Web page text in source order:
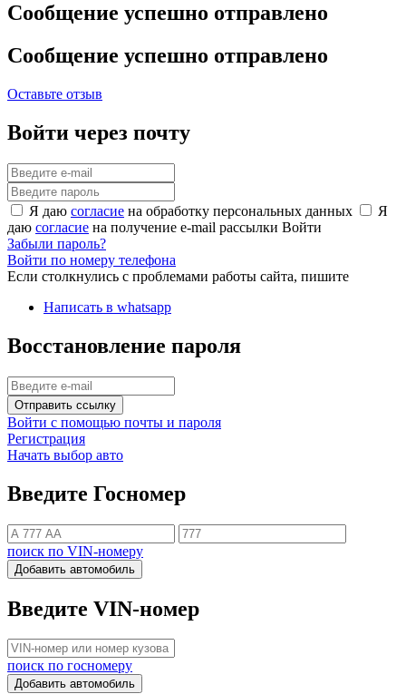
Сообщение успешно отправлено
Сообщение успешно отправлено
Оставьте отзыв
Войти через почту
Я даю согласие на обработку персональных данных
Я
даю согласие на получение e-mail рассылки Войти
Забыли пароль?
Войти по номеру телефона
Если столкнулись с проблемами работы сайта, пишите
Написать в whatsapp
Восстановление пароля
Отправить ссылку
Войти с помощью почты и пароля
Регистрация
Начать выбор авто
Введите Госномер
поиск по VIN-номеру
Добавить автомобиль
Введите VIN-номер
поиск по госномеру
Добавить автомобиль